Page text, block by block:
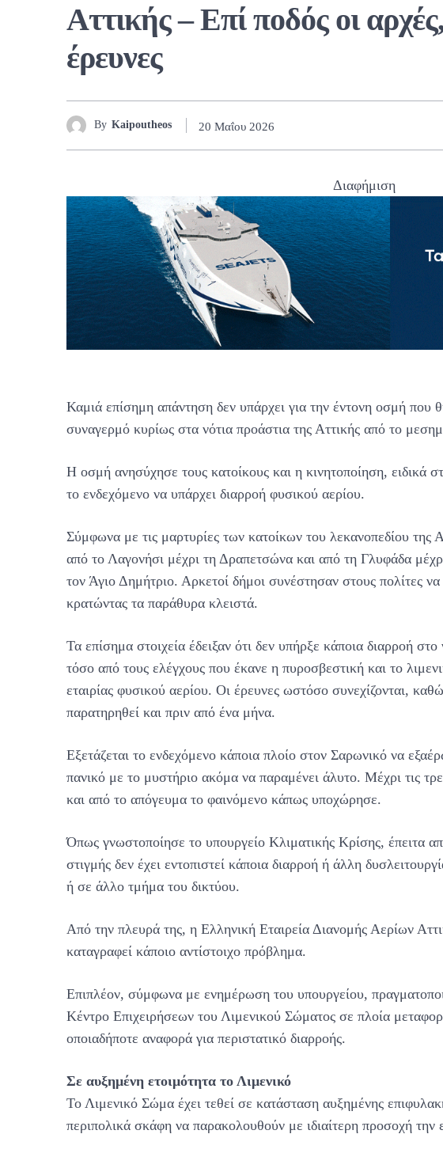
Αττικής – Επί ποδός οι
έρευνες
By Kaipoutheos 20 Μαΐου 2026
Διαφήμιση
Καμιά επίσημη απάντηση δεν υπάρχει για την έντονη οσμή που
συναγερμό κυρίως στα νότια προάστια της Αττικής από το
Η οσμή ανησύχησε τους κατοίκους και η κινητοποίηση, ειδικά
το ενδεχόμενο να υπάρχει διαρροή φυσικού αερίου.
Σύμφωνα με τις μαρτυρίες των κατοίκων του λεκανοπεδίου της
από το Λαγονήσι μέχρι τη Δραπετσώνα και από τη Γλυφάδα
τον Άγιο Δημήτριο. Αρκετοί δήμοι συνέστησαν στους πολίτες
κρατώντας τα παράθυρα κλειστά.
Τα επίσημα στοιχεία έδειξαν ότι δεν υπήρξε κάποια διαρροή
τόσο από τους ελέγχους που έκανε η πυροσβεστική και το
εταιρίας φυσικού αερίου. Οι έρευνες ωστόσο συνεχίζονται,
παρατηρηθεί και πριν από ένα μήνα.
Εξετάζεται το ενδεχόμενο κάποια πλοίο στον Σαρωνικό να
πανικό με το μυστήριο ακόμα να παραμένει άλυτο. Μέχρι τις
και από το απόγευμα το φαινόμενο κάπως υποχώρησε.
Όπως γνωστοποίησε το υπουργείο Κλιματικής Κρίσης, έπειτα
στιγμής δεν έχει εντοπιστεί κάποια διαρροή ή άλλη
ή σε άλλο τμήμα του δικτύου.
Από την πλευρά της, η Ελληνική Εταιρεία Διανομής Αερίων
καταγραφεί κάποιο αντίστοιχο πρόβλημα.
Επιπλέον, σύμφωνα με ενημέρωση του υπουργείου,
Κέντρο Επιχειρήσεων του Λιμενικού Σώματος σε πλοία
οποιαδήποτε αναφορά για περιστατικό διαρροής.
Σε αυξημένη ετοιμότητα το Λιμενικό
Το Λιμενικό Σώμα έχει τεθεί σε κατάσταση αυξημένης
περιπολικά σκάφη να παρακολουθούν με ιδιαίτερη προσοχή